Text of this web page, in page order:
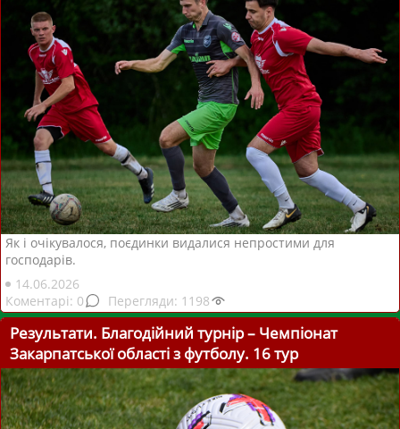
Як і очікувалося, поєдинки видалися непростими для
господарів.
14.06.2026
0
1198
Результати. Благодійний турнір – Чемпіонат
Закарпатської області з футболу. 16 тур